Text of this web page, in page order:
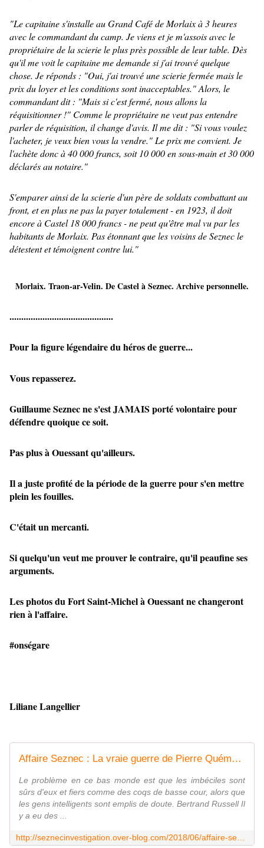
"Le capitaine s'installe au Grand Café de Morlaix à 3 heures
avec le commandant du camp. Je viens et je m'assois avec le
propriétaire de la scierie le plus près possible de leur table. Dès
qu'il me voit le capitaine me demande si j'ai trouvé quelque
chose. Je réponds : "Oui, j'ai trouvé une scierie fermée mais le
prix du loyer et les conditions sont inacceptables." Alors, le
commandant dit : "Mais si c'est fermé, nous allons la
réquisitionner !" Comme le propriétaire ne veut pas entendre
parler de réquisition, il change d'avis. Il me dit : "Si vous voulez
l'acheter, je veux bien vous la vendre." Le prix me convient. Je
l'achète donc à 40 000 francs, soit 10 000 en sous-main et 30 000
déclarés au notaire."
S'emparer ainsi de la scierie d'un père de soldats combattant au
front, et en plus ne pas la payer totalement - en 1923, il doit
encore à Castel 18 000 francs - ne peut qu'être mal vu par les
habitants de Morlaix. Pas étonnant que les voisins de Seznec le
détestent et témoignent contre lui."
Morlaix. Traon-ar-Velin. De Castel à Seznec. Archive personnelle.
............................................
Pour la figure légendaire du héros de guerre...
Vous repasserez.
Guillaume Seznec ne s'est JAMAIS porté volontaire pour
défendre quoique ce soit.
Pas plus à Ouessant qu'ailleurs.
Il a juste profité de la période de la guerre pour s'en mettre
plein les fouilles.
C'était un mercanti.
Si quelqu'un veut me prouver le contraire, qu'il peaufine ses
arguments.
Les photos du Fort Saint-Michel à Ouessant ne changeront
rien à l'affaire.
#onségare
Liliane Langellier
Affaire Seznec : La vraie guerre de Pierre Quéméner - Affaire Seznec Investigation
Le problème en ce bas monde est que les imbéciles sont
sûrs d'eux et fiers comme des coqs de basse cour, alors que
les gens intelligents sont emplis de doute. Bertrand Russell Il
y a eu des ...